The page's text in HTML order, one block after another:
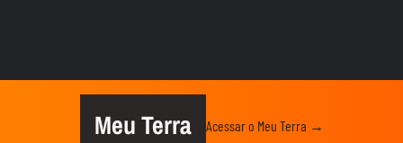
Meu Terra Acessar o Meu Terra →